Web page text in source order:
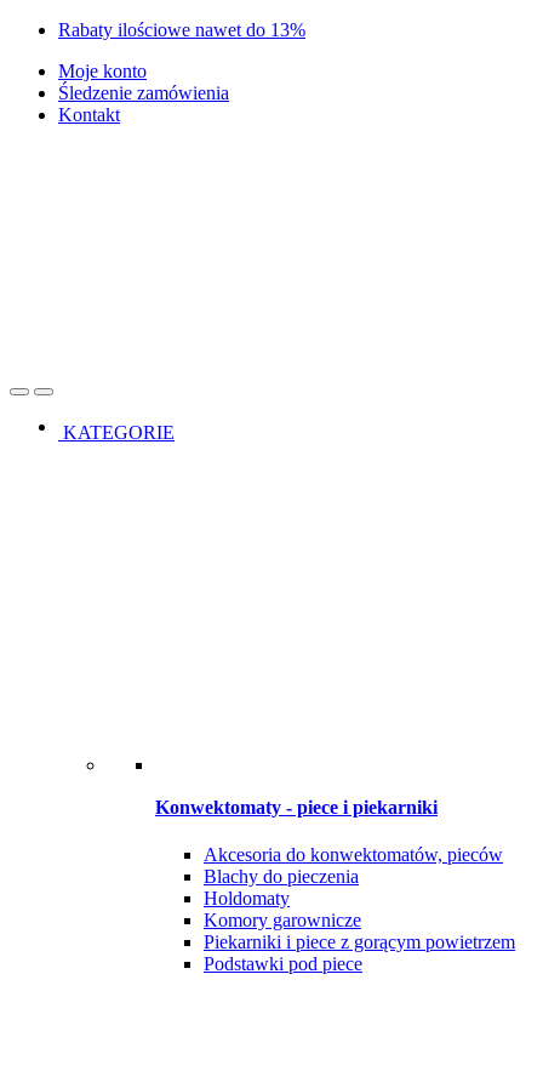
Skip
navigation
Skip
content
Rabaty ilościowe nawet do 13%
Moje konto
Śledzenie zamówienia
Kontakt
OpenClose
KATEGORIE
Konwektomaty - piece i piekarniki
Akcesoria do konwektomatów, pieców
Blachy do pieczenia
Holdomaty
Komory garownicze
Piekarniki i piece z gorącym powietrzem
Podstawki pod piece